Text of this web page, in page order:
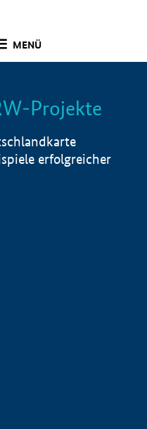
MENÜ
Info
Projekte
erfolgreicher